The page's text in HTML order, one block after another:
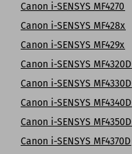
Canon i-SENSYS MF4270
Canon i-SENSYS MF428x
Canon i-SENSYS MF429x
Canon i-SENSYS MF4320D
Canon i-SENSYS MF4330D
Canon i-SENSYS MF4340D
Canon i-SENSYS MF4350D
Canon i-SENSYS MF4370D